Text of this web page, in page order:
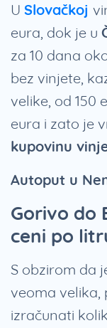
U Slovačkoj
eura, dok je u
za 10 dana
bez vinjete,
velike, od 150
eura i zato je
kupovinu
Autoput u
Gorivo do
ceni po
S obzirom da
veoma velika,
izračunati